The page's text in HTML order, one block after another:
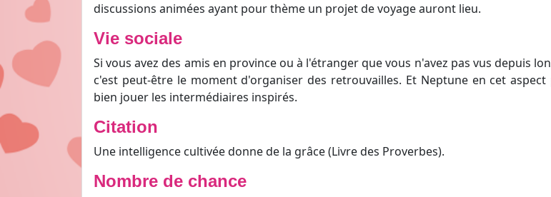
discussions animées ayant pour thème un projet de voyage auront lieu.
Vie sociale
Si vous avez des amis en province ou à l'étranger que vous n'avez pas vus depuis
c'est peut-être le moment d'organiser des retrouvailles. Et Neptune en cet
bien jouer les intermédiaires inspirés.
Citation
Une intelligence cultivée donne de la grâce (Livre des Proverbes).
Nombre de chance